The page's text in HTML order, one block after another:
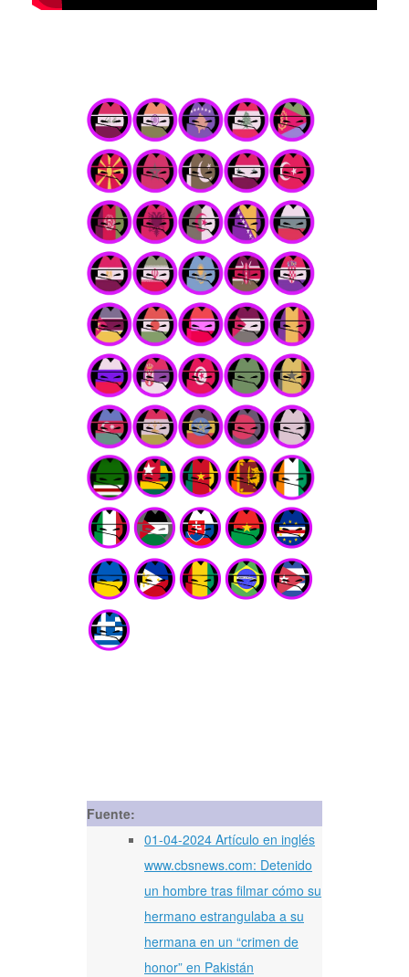
Fuente:
01-04-2024 Artículo en inglés
www.cbsnews.com: Detenido
un hombre tras filmar cómo su
hermano estrangulaba a su
hermana en un “crimen de
honor” en Pakistán